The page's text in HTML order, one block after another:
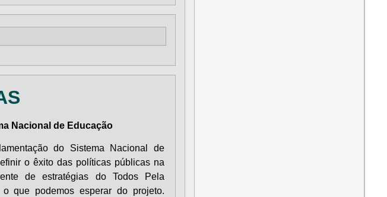
Nacional de Educação
do Sistema Nacional de
o êxito das políticas públicas na
de estratégias do Todos Pela
que podemos esperar do projeto.